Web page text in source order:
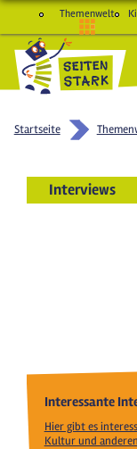
Themenwelt
Startseite
Interviews
Interessante
Hier gibt es
Kultur und